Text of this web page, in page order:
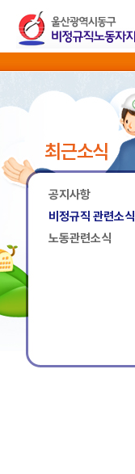
최근소식
공지사항
비정규직 관련소식
노동관련소식